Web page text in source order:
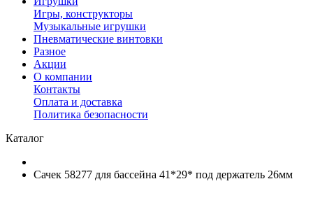
Игры, конструкторы
Музыкальные игрушки
Пневматические винтовки
Разное
Акции
О компании
Контакты
Оплата и доставка
Политика безопасности
Каталог
Сачек 58277 для бассейна 41*29* под держатель 26мм